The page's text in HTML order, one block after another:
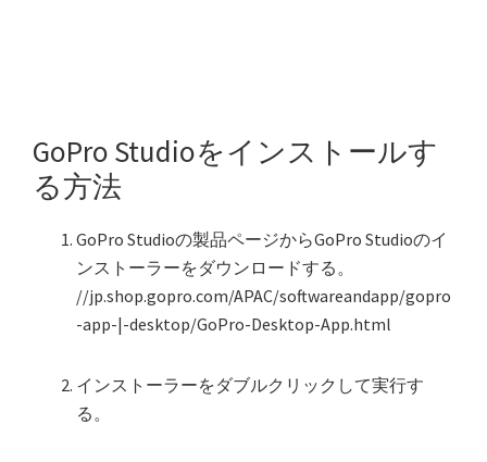
GoPro Studioをインストールす
る方法
GoPro Studioの製品ページからGoPro Studioのイ
ンストーラーをダウンロードする。
//jp.shop.gopro.com/APAC/softwareandapp/gopro
-app-|-desktop/GoPro-Desktop-App.html
インストーラーをダブルクリックして実行す
る。